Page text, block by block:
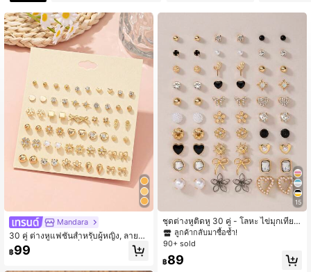
4.94 107K ผู้ติดตาม
4.94 107K ผู้ติดตาม
4.94 107K ผู้ติดตาม
4.94 107K ผู้ติดตาม
Mandara
30 คู่ ต่างหูแฟชั่นสำหรับผู้หญิง, ลายด
อกไม้, โบว์, หัวใจ, สี่เหลี่ยม, ลายเรขาค
ณิต, สำหรับใส่ลำลองและวันหยุด
฿99
15
ชุดต่างหูติดหู 30 คู่ - โลหะ ไข่มุกเทียม
ดีไซน์เรียบง่ายและน่ารัก รวมถึงรูปหัวใ
จ หยดน้ำ ผีเสื้อ ไรไนสโตน ดอกไม้ ลวด
ะจำวันและเทศกาลเป็นของขวัญสำหรับ
ลูกค้ากลับมาซื้อซ้ำ!
90+ sold
฿89